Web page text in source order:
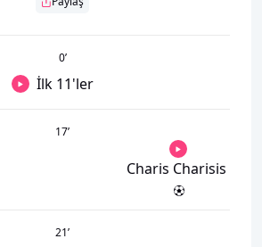
0’
İlk 11'ler
17’
Charis Charisis
21’